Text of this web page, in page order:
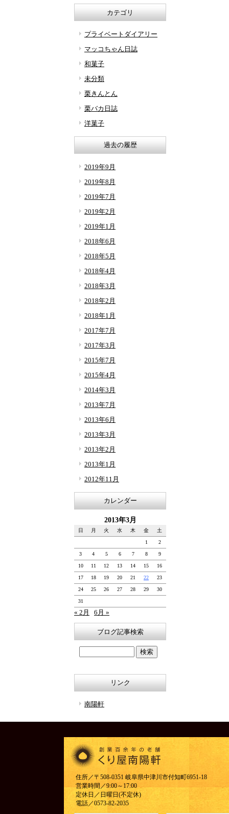
カテゴリ
プライベートダイアリー
マッコちゃん日誌
和菓子
未分類
栗きんとん
栗バカ日誌
洋菓子
過去の履歴
2019年9月
2019年8月
2019年7月
2019年2月
2019年1月
2018年6月
2018年5月
2018年4月
2018年3月
2018年2月
2018年1月
2017年7月
2017年3月
2015年7月
2015年4月
2014年3月
2013年7月
2013年6月
2013年3月
2013年2月
2013年1月
2012年11月
カレンダー
2013年3月
日 月 火 水 木 金 土
1 2
3 4 5 6 7 8 9
10 11 12 13 14 15 16
17 18 19 20 21 22 23
24 25 26 27 28 29 30
31
« 2月 6月 »
ブログ記事検索
リンク
南陽軒
住所／〒508-0351 岐阜県中津川市付知町6951-18
営業時間／9:00～17:00
定休日／日曜日(不定休)
電話／0573-82-2035